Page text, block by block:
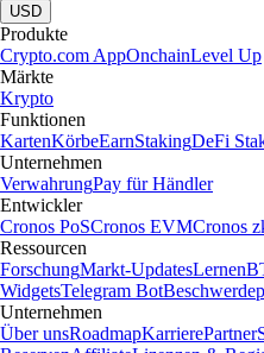
USD
Produkte
Crypto.com AppOnchainLevel Up
Märkte
Krypto
Funktionen
KartenKörbeEarnStakingDeFi
Unternehmen
VerwahrungPay für Händler
Entwickler
Cronos PoSCronos EVMCronos
Ressourcen
ForschungMarkt-UpdatesLernen
WidgetsTelegram Bot
Unternehmen
Über unsRoadmapKarrierePartner